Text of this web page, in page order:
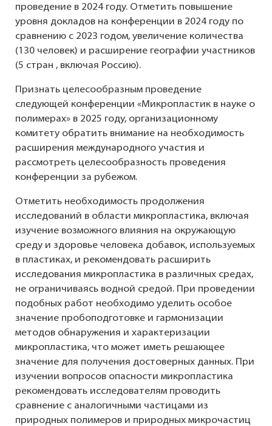
проведение в 2024 году. Отметить повышение
уровня докладов на конференции в 2024 году по
сравнению с 2023 годом, увеличение количества
(130 человек) и расширение географии участников
(5 стран , включая Россию).
Признать целесообразным проведение
следующей конференции «Микропластик в науке о
полимерах» в 2025 году, организационному
комитету обратить внимание на необходимость
расширения международного участия и
рассмотреть целесообразность проведения
конференции за рубежом.
Отметить необходимость продолжения
исследований в области микропластика, включая
изучение возможного влияния на окружающую
среду и здоровье человека добавок, используемых
в пластиках, и рекомендовать расширить
исследования микропластика в различных средах,
не ограничиваясь водной средой. При проведении
подобных работ необходимо уделить особое
значение пробоподготовке и гармонизации
методов обнаружения и характеризации
микропластика, что может иметь решающее
значение для получения достоверных данных. При
изучении вопросов опасности микропластика
рекомендовать исследователям проводить
сравнение с аналогичными частицами из
природных полимеров и природных микрочастиц